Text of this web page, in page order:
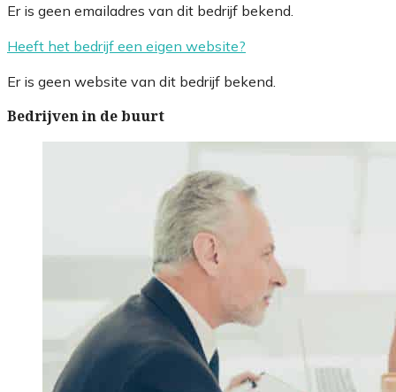
Er is geen emailadres van dit bedrijf bekend.
Heeft het bedrijf een eigen website?
Er is geen website van dit bedrijf bekend.
Bedrijven in de buurt